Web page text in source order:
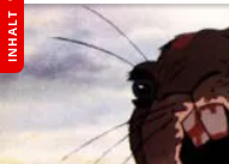
INHALT